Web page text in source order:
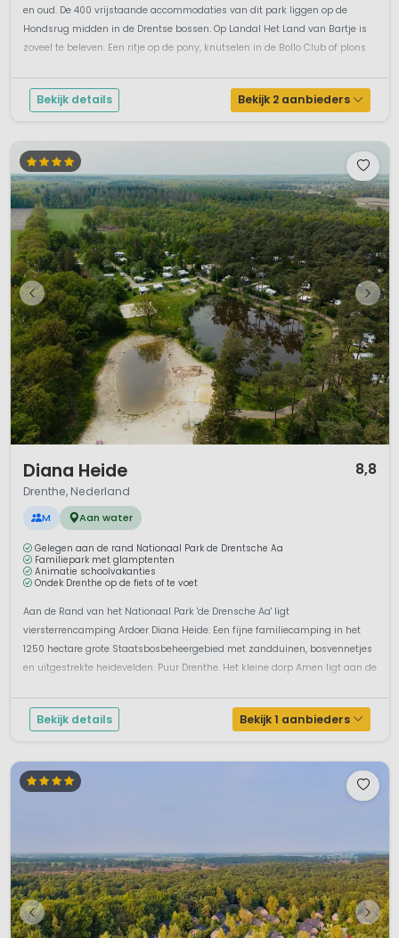
en oud. De 400 vrijstaande accommodaties van dit park liggen op de
Hondsrug midden in de Drentse bossen. Op Landal Het Land van Bartje is
zoveel te beleven. Een ritje op de pony, knutselen in de Bollo Club of plons
Bekijk details Bekijk 2 aanbieders
Diana Heide 8,8
Drenthe, Nederland
M Aan water
Gelegen aan de rand Nationaal Park de Drentsche Aa
Familiepark met glamptenten
Animatie schoolvakanties
Ondek Drenthe op de fiets of te voet
Aan de Rand van het Nationaal Park 'de Drensche Aa' ligt
viersterrencamping Ardoer Diana Heide. Een fijne familiecamping in het
1250 hectare grote Staatsbosbeheergebied met zandduinen, bosvennetjes
en uitgestrekte heidevelden. Puur Drenthe. Het kleine dorp Amen ligt aan de
Gast...
Bekijk details Bekijk 1 aanbieders